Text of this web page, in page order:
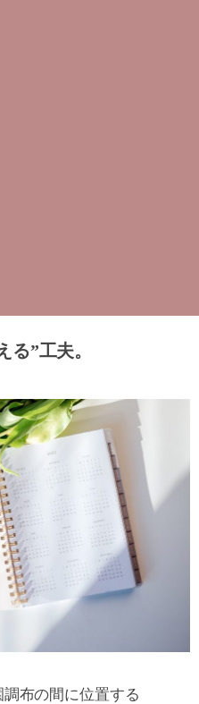
る”工夫。
布の間に位置する